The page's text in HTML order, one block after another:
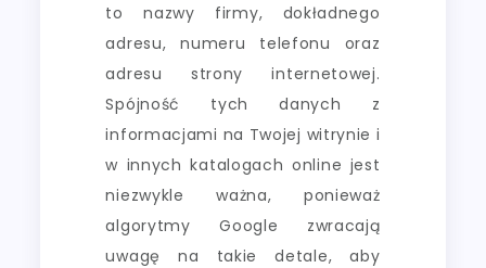
to nazwy firmy, dokładnego
adresu, numeru telefonu oraz
adresu strony internetowej.
Spójność tych danych z
informacjami na Twojej witrynie i
w innych katalogach online jest
niezwykle ważna, ponieważ
algorytmy Google zwracają
uwagę na takie detale, aby